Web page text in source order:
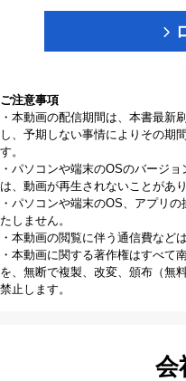
ご注意事項
・本動画の配信期間は、本書最新
し、予期しない事情によりその期
す。
・パソコンや端末のOSのバージ
は、動画が再生されないことがあり
・パソコンや端末のOS、アプリ
たしません。
・本動画の閲覧に伴う通信費など
・本動画に関する著作権はすべて
を、無断で複製、改変、頒布（無
禁止します。
会